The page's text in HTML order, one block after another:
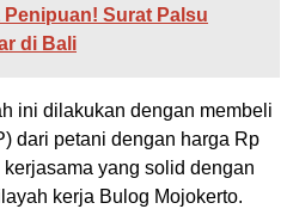
Penipuan! Surat Palsu
di Bali
ini dilakukan dengan membeli
dari petani dengan harga Rp
yang solid dengan
kerja Bulog Mojokerto.